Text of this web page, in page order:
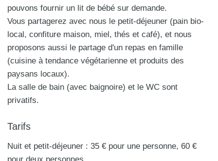
pouvons fournir un lit de bébé sur demande.
Vous partagerez avec nous le petit-déjeuner (pain bio-
local, confiture maison, miel, thés et café), et nous
proposons aussi le partage d'un repas en famille
(cuisine à tendance végétarienne et produits des
paysans locaux).
La salle de bain (avec baignoire) et le WC sont
privatifs.
Tarifs
Nuit et petit-déjeuner : 35 € pour une personne, 60 €